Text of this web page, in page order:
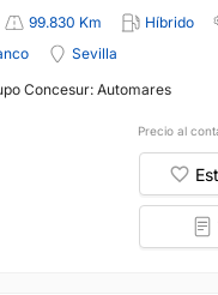
99.830 Km Híbrido
Sevilla
Concesur: Automares
Precio al